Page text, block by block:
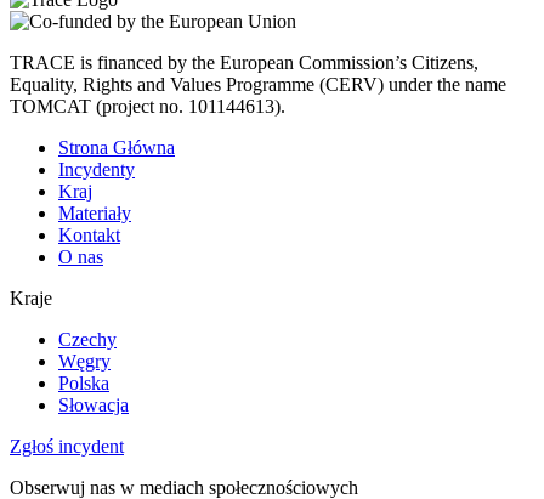
TRACE is financed by the European Commission’s Citizens,
Equality, Rights and Values Programme (CERV) under the name
TOMCAT (project no. 101144613).
Strona Główna
Incydenty
Kraj
Materiały
Kontakt
O nas
Kraje
Czechy
Węgry
Polska
Słowacja
Zgłoś incydent
Obserwuj nas w mediach społecznościowych